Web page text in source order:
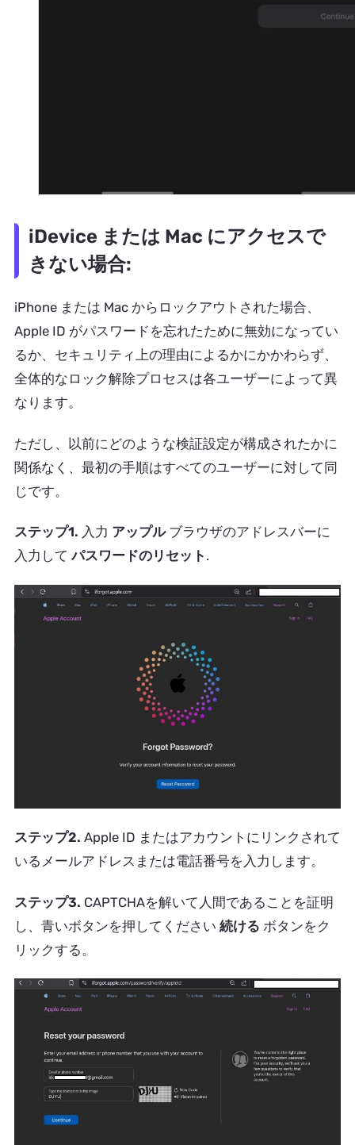
iDevice または Mac にアクセスで
きない場合:
iPhone または Mac からロックアウトされた場合、
Apple ID がパスワードを忘れたために無効になってい
るか、セキュリティ上の理由によるかにかかわらず、
全体的なロック解除プロセスは各ユーザーによって異
なります。
ただし、以前にどのような検証設定が構成されたかに
関係なく、最初の手順はすべてのユーザーに対して同
じです。
ステップ1. 入力 アップル ブラウザのアドレスバーに
入力してパスワードのリセット .
ステップ2. Apple ID またはアカウントにリンクされて
いるメールアドレスまたは電話番号を入力します。
ステップ3. CAPTCHAを解いて人間であることを証明
し、青いボタンを押してください 続ける ボタンをク
リックする。